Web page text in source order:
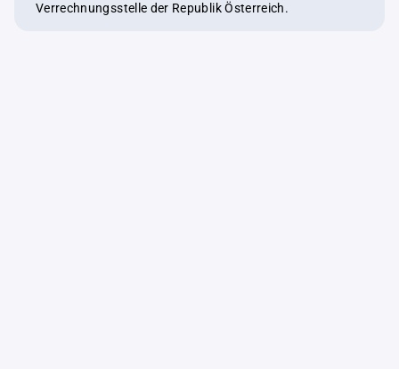
Verrechnungsstelle der Republik Österreich.